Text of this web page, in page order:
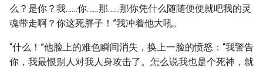
么？是你？我……你……那……那你凭什么随随便便就吧我的灵
魂带走啊？你这死胖子！”我冲着他大吼。
“什么！”他脸上的难色瞬间消失，换上一脸的愤怒：“我警告
你，我最恨别人对我人身攻击了。怎么说我也是个死神，就